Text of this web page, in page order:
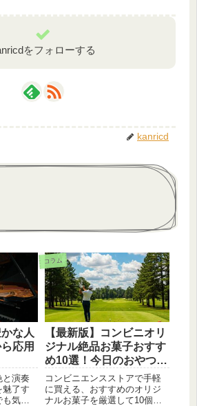
をフォローする
kanricd
な人
応用
と演奏
魅了す
気軽
コラム
【最新版】コンビニオリ
ジナル絶品お菓子おすす
め10選！今日のおやつに
いかが？
コンビニエンスストアで手軽
に買える、おすすめのオリジ
ナルお菓子を厳選して10個ご